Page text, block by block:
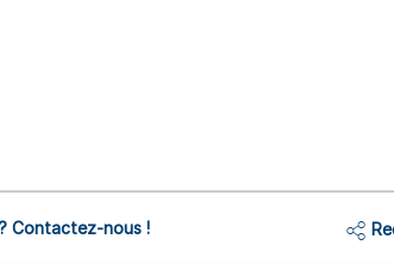
Contactez-nous !